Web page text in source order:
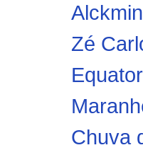
Zé
Chuva